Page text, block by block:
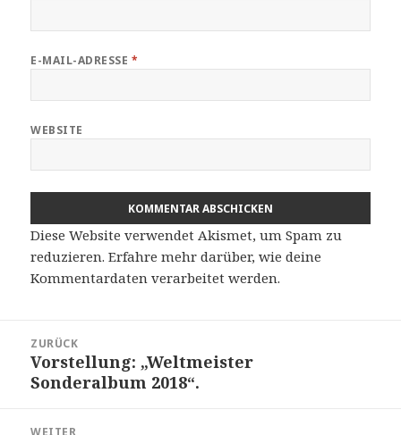
E-MAIL-ADRESSE *
WEBSITE
Diese Website verwendet Akismet, um Spam zu
reduzieren.Erfahre mehr darüber, wie deine
Kommentardaten verarbeitet werden.
ZURÜCK
Vorheriger
Beitrag:
Vorstellung: „Weltmeister
Sonderalbum 2018“.